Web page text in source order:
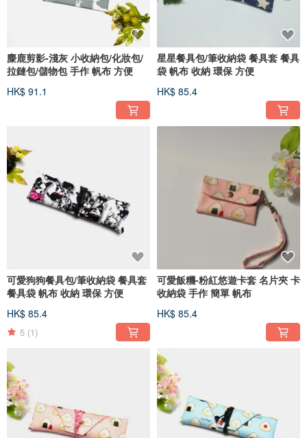
麋鹿剪影-淺灰 小收納包/化妝包/
拉鏈包/儲物包 手作 帆布 方便
HK$ 91.1
星星餐具包/筆收納袋 餐具套 餐具
袋 帆布 收納 環保 方便
HK$ 85.4
可愛狗狗餐具包/筆收納袋 餐具套
餐具袋 帆布 收納 環保 方便
HK$ 85.4
5 (1)
可愛飯糰-粉紅悠遊卡套 名片夾 卡
收納袋 手作 簡單 帆布
HK$ 85.4